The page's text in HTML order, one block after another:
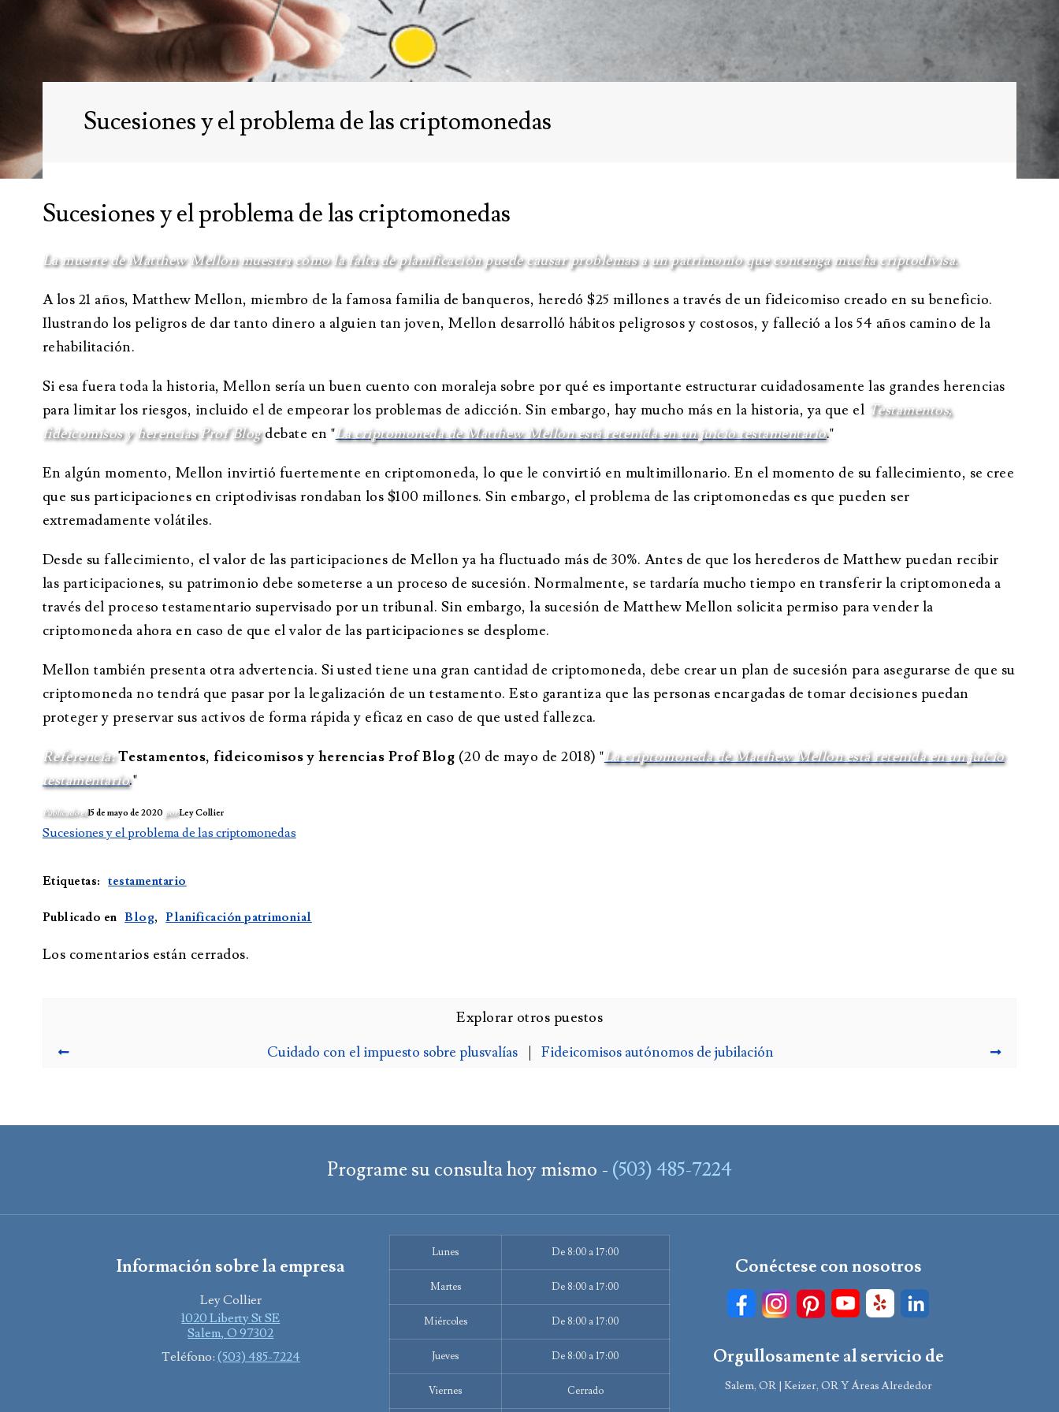
Administración
fiduciaria
Fideicomisos
Tutela y curatela
Abogado de
About Althea Ender
Oportunidades de
empleo
profesionales
Testimonios
admisión de
clientes
planificación
patrimonial
Cuestionario
Sucesiones y el problema de las criptomonedas
Sucesiones y el problema de las criptomonedas
La muerte de Matthew Mellon muestra cómo la falta de planificación puede causar problemas a un patrimonio que contenga mucha criptodivisa.
A los 21 años, Matthew Mellon, miembro de la famosa familia de banqueros, heredó $25 millones a través de un fideicomiso creado en su beneficio.
Ilustrando los peligros de dar tanto dinero a alguien tan joven, Mellon desarrolló hábitos peligrosos y costosos, y falleció a los 54 años camino de la
rehabilitación.
Si esa fuera toda la historia, Mellon sería un buen cuento con moraleja sobre por qué es importante estructurar cuidadosamente las grandes herencias
para limitar los riesgos, incluido el de empeorar los problemas de adicción. Sin embargo, hay mucho más en la historia, ya que el Testamentos,
fideicomisos y herencias Prof Blog debate en "La criptomoneda de Matthew Mellon está retenida en un juicio testamentario."
En algún momento, Mellon invirtió fuertemente en criptomoneda, lo que le convirtió en multimillonario. En el momento de su fallecimiento, se cree
que sus participaciones en criptodivisas rondaban los $100 millones. Sin embargo, el problema de las criptomonedas es que pueden ser
extremadamente volátiles.
Desde su fallecimiento, el valor de las participaciones de Mellon ya ha fluctuado más de 30%. Antes de que los herederos de Matthew puedan recibir
las participaciones, su patrimonio debe someterse a un proceso de sucesión. Normalmente, se tardaría mucho tiempo en transferir la criptomoneda a
través del proceso testamentario supervisado por un tribunal. Sin embargo, la sucesión de Matthew Mellon solicita permiso para vender la
criptomoneda ahora en caso de que el valor de las participaciones se desplome.
Mellon también presenta otra advertencia. Si usted tiene una gran cantidad de criptomoneda, debe crear un plan de sucesión para asegurarse de que su
criptomoneda no tendrá que pasar por la legalización de un testamento. Esto garantiza que las personas encargadas de tomar decisiones puedan
proteger y preservar sus activos de forma rápida y eficaz en caso de que usted fallezca.
Referencia: Testamentos, fideicomisos y herencias Prof Blog (20 de mayo de 2018) "La criptomoneda de Matthew Mellon está retenida en un juicio
testamentario."
Publicado el15 de mayo de 2020 porLey Collier
Sucesiones y el problema de las criptomonedas
Etiquetas: testamentario
Publicado en Blog, Planificación patrimonial
Los comentarios están cerrados.
Explorar otros puestos
Cuidado con el impuesto sobre plusvalías
| Fideicomisos autónomos de jubilación
Programe su consulta hoy mismo - (503) 485-7224
Información sobre la empresa
Ley Collier
1020 Liberty St SE
Salem,O 97302
Teléfono: (503) 485-7224
Lunes De 8:00 a 17:00
Martes De 8:00 a 17:00
Miércoles De 8:00 a 17:00
Jueves De 8:00 a 17:00
Viernes Cerrado
Conéctese con nosotros
Orgullosamente al servicio de
Salem, OR | Keizer, OR Y Áreas Alrededor